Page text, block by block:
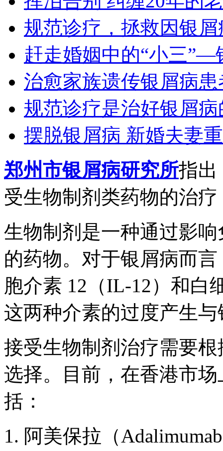
规范诊疗，拯救因银
赶走婚姻中的“小三”—
治愈家族遗传银屑病
规范诊疗是治好银屑
摆脱银屑病 新婚夫妻
郑州市银屑病研究所指出
受生物制剂类药物的治
生物制剂是一种通过影
的药物。对于银屑病而
胞介素 12（IL-12）和白
这两种介素的过度产生
接受生物制剂治疗需要
选择。目前，在香港市
括：
1. 阿美保拉（